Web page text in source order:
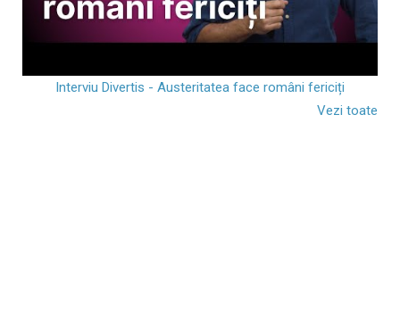
Interviu Divertis - Austeritatea face români fericiți
Vezi toate